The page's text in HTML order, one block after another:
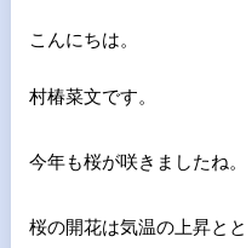
こんにちは。
村椿菜文です。
今年も桜が咲きましたね。
桜の開花は気温の上昇と